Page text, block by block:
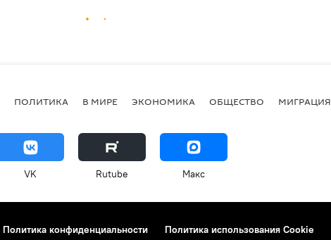
ПОЛИТИКА В МИРЕ ЭКОНОМИКА ОБЩЕСТВО МИГРАЦИЯ
VK Rutube Макс
Политика конфиденциальности Политика использования Cookie